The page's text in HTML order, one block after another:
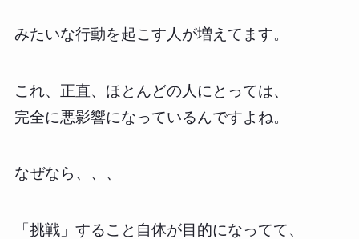
みたいな行動を起こす人が増えてます。
これ、正直、ほとんどの人にとっては、
完全に悪影響になっているんですよね。
なぜなら、、、
「挑戦」すること自体が目的になってて、